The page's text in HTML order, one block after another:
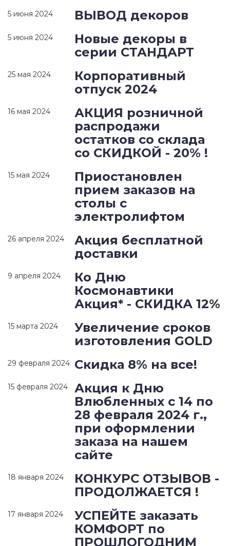
5 июня 2024 ВЫВОД декоров
5 июня 2024
Новые декоры в
серии СТАНДАРТ
25 мая 2024
Корпоративный
отпуск 2024
16 мая 2024
АКЦИЯ розничной
распродажи
остатков со склада
со СКИДКОЙ - 20% !
15 мая 2024
Приостановлен
прием заказов на
столы с
электролифтом
26 апреля 2024
Акция бесплатной
доставки
9 апреля 2024
Ко Дню
Космонавтики
Акция* - СКИДКА 12%
15 марта 2024
Увеличение сроков
изготовления GOLD
29 февраля 2024 Скидка 8% на все!
15 февраля 2024
Акция к Дню
Влюбленных с 14 по
28 февраля 2024 г.,
при оформлении
заказа на нашем
сайте
18 января 2024
КОНКУРС ОТЗЫВОВ -
ПРОДОЛЖАЕТСЯ !
17 января 2024
УСПЕЙТЕ заказать
КОМФОРТ по
ПРОШЛОГОДНИМ